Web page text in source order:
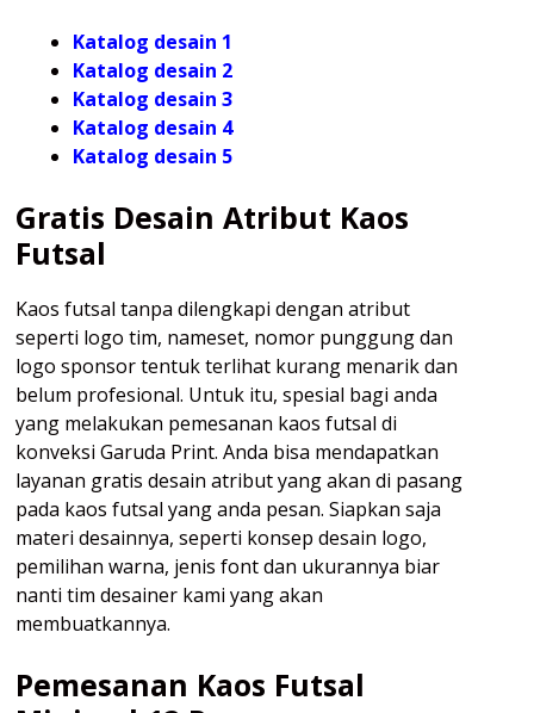
Katalog desain 1
Katalog desain 2
Katalog desain 3
Katalog desain 4
Katalog desain 5
Gratis Desain Atribut Kaos
Futsal
Kaos futsal tanpa dilengkapi dengan atribut
seperti logo tim, nameset, nomor punggung dan
logo sponsor tentuk terlihat kurang menarik dan
belum profesional. Untuk itu, spesial bagi anda
yang melakukan pemesanan kaos futsal di
konveksi Garuda Print. Anda bisa mendapatkan
layanan gratis desain atribut yang akan di pasang
pada kaos futsal yang anda pesan. Siapkan saja
materi desainnya, seperti konsep desain logo,
pemilihan warna, jenis font dan ukurannya biar
nanti tim desainer kami yang akan
membuatkannya.
Pemesanan Kaos Futsal